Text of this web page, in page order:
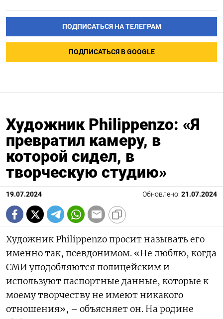
ПОДПИСАТЬСЯ НА ТЕЛЕГРАМ
ПОДПИСАТЬСЯ В GOOGLE
Художник Philippenzo: «Я
превратил камеру, в
которой сидел, в
творческую студию»
19.07.2024 Обновлено: 21.07.2024
Художник Philippenzo просит называть его
именно так, псевдонимом. «Не люблю, когда
СМИ уподобляются полицейским и
используют паспортные данные, которые к
моему творчеству не имеют никакого
отношения», – объясняет он. На родине